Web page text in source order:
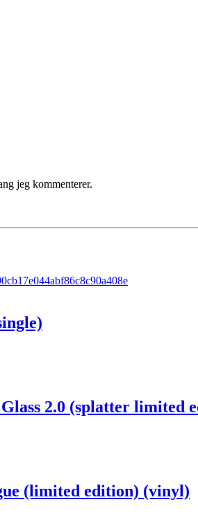
jeg kommenterer.
2.0 (splatter limited
(limited edition) (vinyl)